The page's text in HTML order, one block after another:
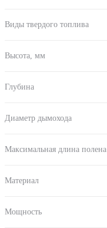
Виды твердого топлива
Высота, мм
Глубина
Диаметр дымохода
Максимальная длина полена
Материал
Мощность